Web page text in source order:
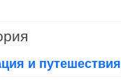
и путешествия